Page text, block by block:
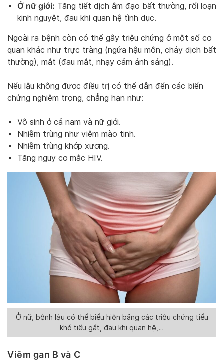
Ở nữ giới: Tăng tiết dịch âm đạo bất thường, rối loạn
kinh nguyệt, đau khi quan hệ tình dục.
Ngoài ra bệnh còn có thể gây triệu chứng ở một số cơ
quan khác như trực tràng (ngứa hậu môn, chảy dịch bất
thường), mắt (đau mắt, nhạy cảm ánh sáng).
Nếu lậu không được điều trị có thể dẫn đến các biến
chứng nghiêm trọng, chẳng hạn như:
Vô sinh ở cả nam và nữ giới.
Nhiễm trùng như viêm mào tinh.
Nhiễm trùng khớp xương.
Tăng nguy cơ mắc HIV.
Ở nữ, bệnh lậu có thể biểu hiện bằng các triệu chứng tiểu
khó tiểu gắt, đau khi quan hệ,…
Viêm gan B và C